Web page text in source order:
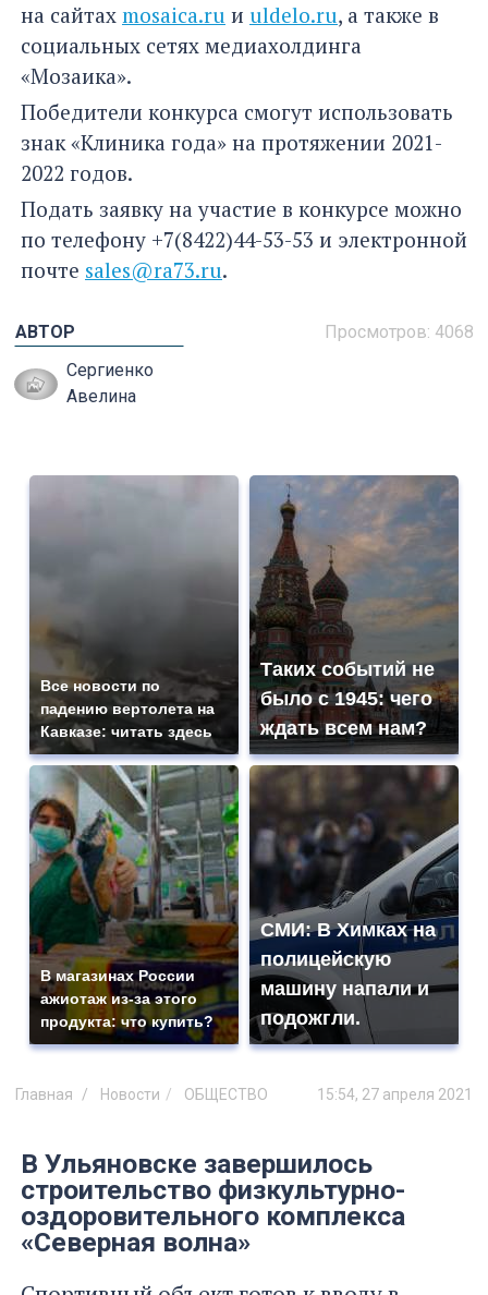
на сайтах mosaica.ru и uldelo.ru, а также в
социальных сетях медиахолдинга
«Мозаика».
Победители конкурса смогут использовать
знак «Клиника года» на протяжении 2021-
2022 годов.
Подать заявку на участие в конкурсе можно
по телефону +7(8422)44-53-53 и электронной
почте sales@ra73.ru.
Просмотров: 4068
АВТОР
Сергиенко
Авелина
Все новости по
падению вертолета на
Кавказе: читать здесь
Таких событий не
было с 1945: чего
ждать всем нам?
В магазинах России
ажиотаж из-за этого
продукта: что купить?
СМИ: В Химках на
полицейскую
машину напали и
подожгли.
Главная Новости ОБЩЕСТВО 15:54, 27 апреля 2021
В Ульяновске завершилось
строительство физкультурно-
оздоровительного комплекса
«Северная волна»